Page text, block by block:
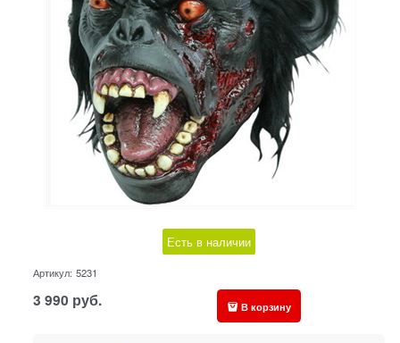
Есть в наличии
Артикул: 5231
3 990 руб. В корзину